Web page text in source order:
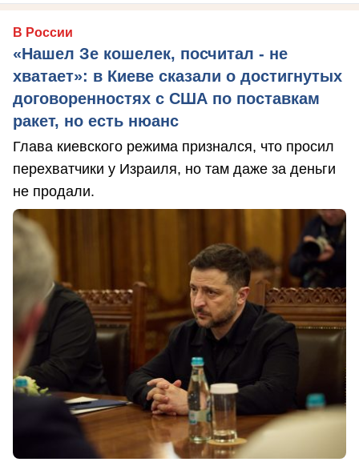
В России
«Нашел Зе кошелек, посчитал - не
хватает»: в Киеве сказали о достигнутых
договоренностях с США по поставкам
ракет, но есть нюанс
Глава киевского режима признался, что просил
перехватчики у Израиля, но там даже за деньги
не продали.